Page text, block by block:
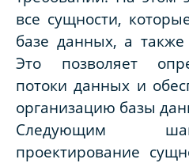
все сущности,
базе данных, а
Это позволяет
потоки данных и
организацию базы
Следующим
проектирование